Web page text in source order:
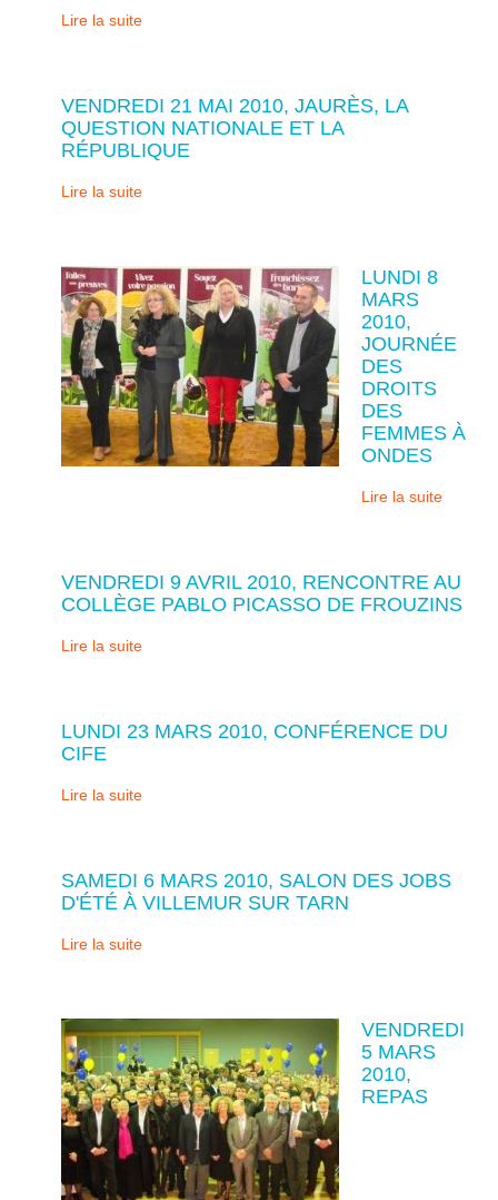
Lire la suite
VENDREDI 21 MAI 2010, JAURÈS, LA
QUESTION NATIONALE ET LA
RÉPUBLIQUE
Lire la suite
LUNDI 8
MARS
2010,
JOURNÉE
DES
DROITS
DES
FEMMES À
ONDES
Lire la suite
VENDREDI 9 AVRIL 2010, RENCONTRE AU
COLLÈGE PABLO PICASSO DE FROUZINS
Lire la suite
LUNDI 23 MARS 2010, CONFÉRENCE DU
CIFE
Lire la suite
SAMEDI 6 MARS 2010, SALON DES JOBS
D'ÉTÉ À VILLEMUR SUR TARN
Lire la suite
VENDREDI
5 MARS
2010,
REPAS